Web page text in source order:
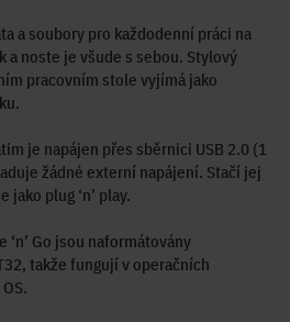
a soubory pro každodenní práci na
noste je všude s sebou. Stylový
pracovním stole vyjímá jako
je napájen přes sběrnici USB 2.0 (1
žádné externí napájení. Stačí jej
plug ‘n’ play.
Go jsou naformátovány
takže fungují v operačních